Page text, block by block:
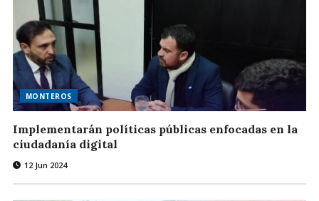
MONTEROS
Implementarán políticas públicas enfocadas en la
ciudadanía digital
12 Jun 2024